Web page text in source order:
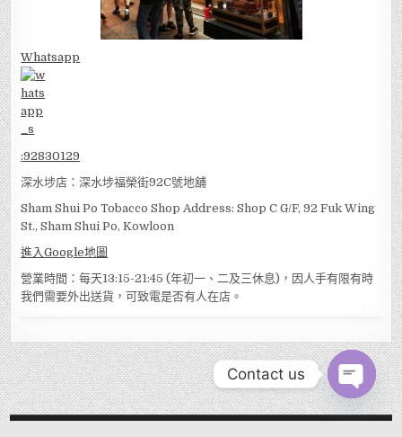
Whatsapp
:92830129
深水埗店：深水埗福榮街92C號地舖
Sham Shui Po Tobacco Shop Address: Shop C G/F, 92 Fuk Wing
St., Sham Shui Po, Kowloon
進入Google地圖
營業時間：每天13:15-21:45 (年初一、二及三休息)，因人手有限有時
我們需要外出送貨，可致電是否有人在店。
Contact us
OPEN
CHATY